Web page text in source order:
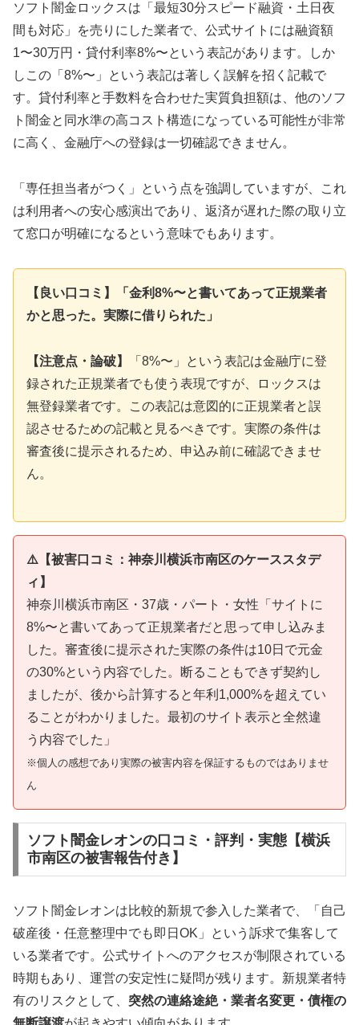
ソフト闇金ロックスは「最短30分スピード融資・土日夜
間も対応」を売りにした業者で、公式サイトには融資額
1〜30万円・貸付利率8%〜という表記があります。しか
しこの「8%〜」という表記は著しく誤解を招く記載で
す。貸付利率と手数料を合わせた実質負担額は、他のソフ
ト闇金と同水準の高コスト構造になっている可能性が非常
に高く、金融庁への登録は一切確認できません。
「専任担当者がつく」という点を強調していますが、これ
は利用者への安心感演出であり、返済が遅れた際の取り立
て窓口が明確になるという意味でもあります。
【良い口コミ】「金利8%〜と書いてあって正規業者
かと思った。実際に借りられた」
【注意点・論破】
「8%〜」という表記は金融庁に登
録された正規業者でも使う表現ですが、ロックスは
無登録業者です。この表記は意図的に正規業者と誤
認させるための記載と見るべきです。実際の条件は
審査後に提示されるため、申込み前に確認できませ
ん。
⚠️【被害口コミ：神奈川横浜市南区のケーススタデ
ィ】
神奈川横浜市南区・37歳・パート・女性「サイトに
8%〜と書いてあって正規業者だと思って申し込みま
した。審査後に提示された実際の条件は10日で元金
の30%という内容でした。断ることもできず契約し
ましたが、後から計算すると年利1,000%を超えてい
ることがわかりました。最初のサイト表示と全然違
う内容でした」
※個人の感想であり実際の被害内容を保証するものではありませ
ん
ソフト闇金レオンの口コミ・評判・実態【横浜
市南区の被害報告付き】
ソフト闇金レオンは比較的新規で参入した業者で、「自己
破産後・任意整理中でも即日OK」という訴求で集客して
いる業者です。公式サイトへのアクセスが制限されている
時期もあり、運営の安定性に疑問が残ります。新規業者特
有のリスクとして、 突然の連絡途絶・業者名変更・債権の